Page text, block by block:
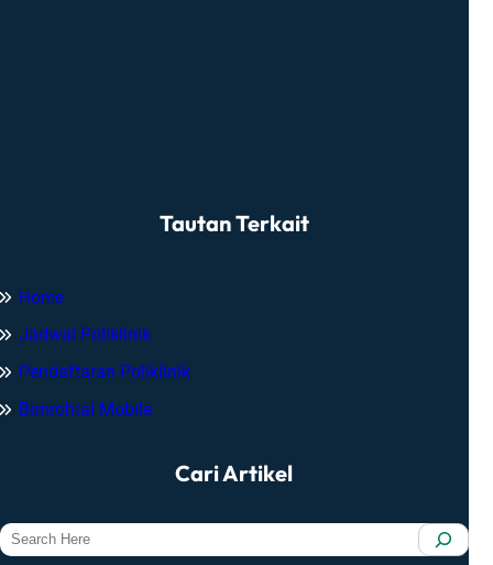
Tautan Terkait
Home
Jadwal Poliklinik
Pendaftaran Poliklinik
Bimrohtal Mobile
Cari Artikel
S